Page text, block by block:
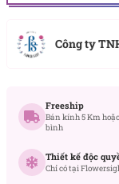
Công ty
Freeship
Bán kính 5 Km
bình
Thiết kế độc
Chỉ có tại